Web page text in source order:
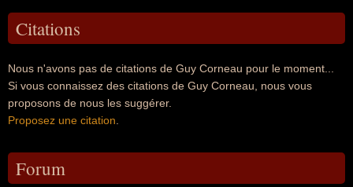
Citations
Nous n'avons pas de citations de Guy Corneau pour le moment...
Si vous connaissez des citations de Guy Corneau, nous vous
proposons de nous les suggérer.
Proposez une citation
Forum